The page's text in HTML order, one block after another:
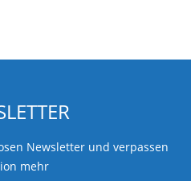
Newsletter und verpassen
mehr